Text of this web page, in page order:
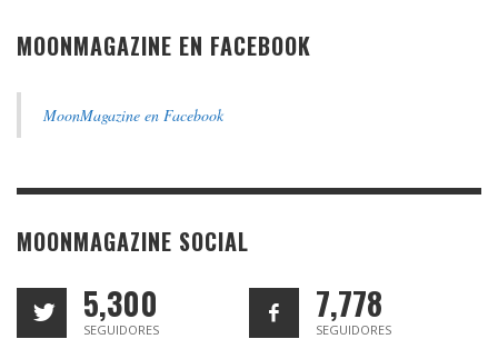
MOONMAGAZINE EN FACEBOOK
MoonMagazine en Facebook
MOONMAGAZINE SOCIAL
5,300
SEGUIDORES
7,778
SEGUIDORES